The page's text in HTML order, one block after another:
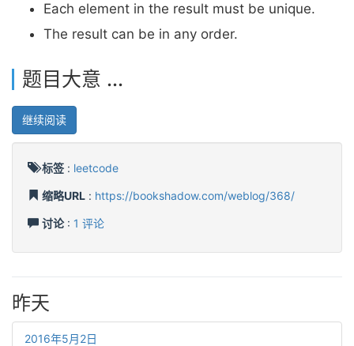
Each element in the result must be unique.
The result can be in any order.
题目大意 ...
继续阅读
标签 : leetcode
缩略URL : https://bookshadow.com/weblog/368/
讨论: 1 评论
昨天
2016年5月2日